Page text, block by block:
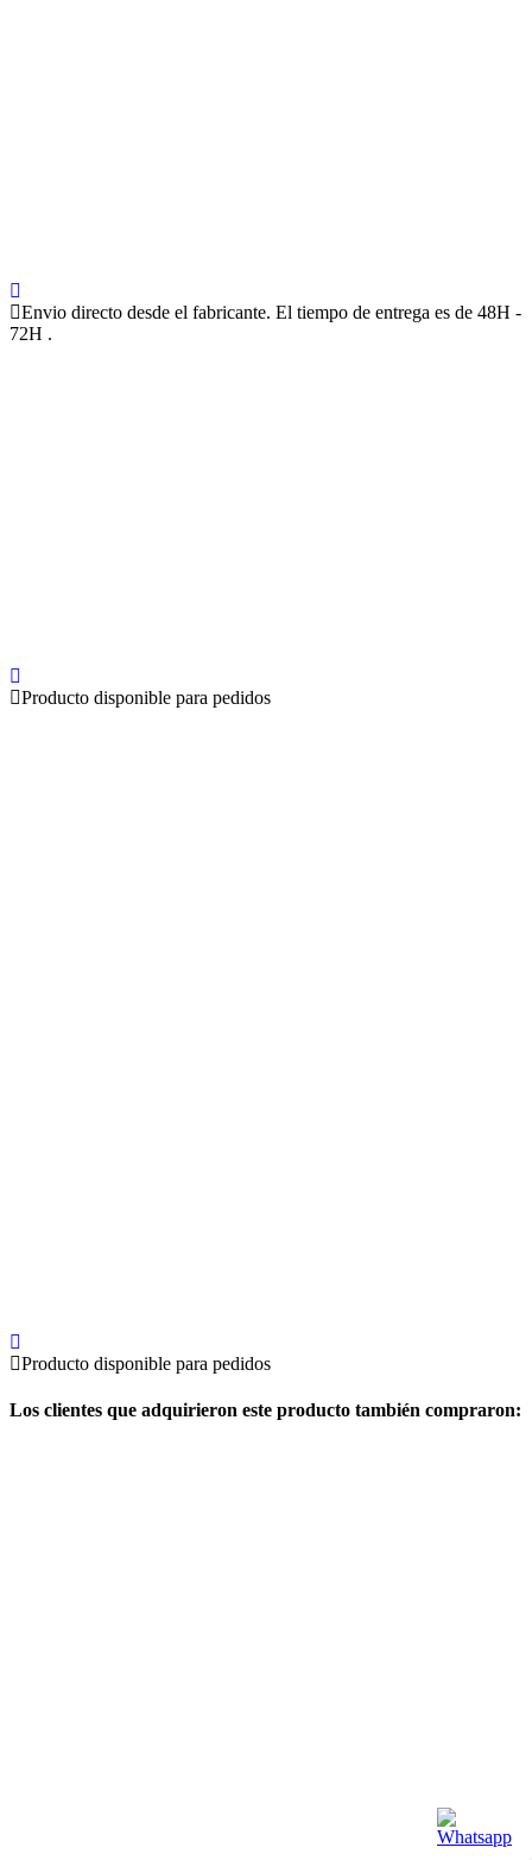
Envio directo desde el fabricante. El tiempo de entrega es de 48H -
72H .
Producto disponible para pedidos
Producto disponible para pedidos
Los clientes que adquirieron este producto también compraron: